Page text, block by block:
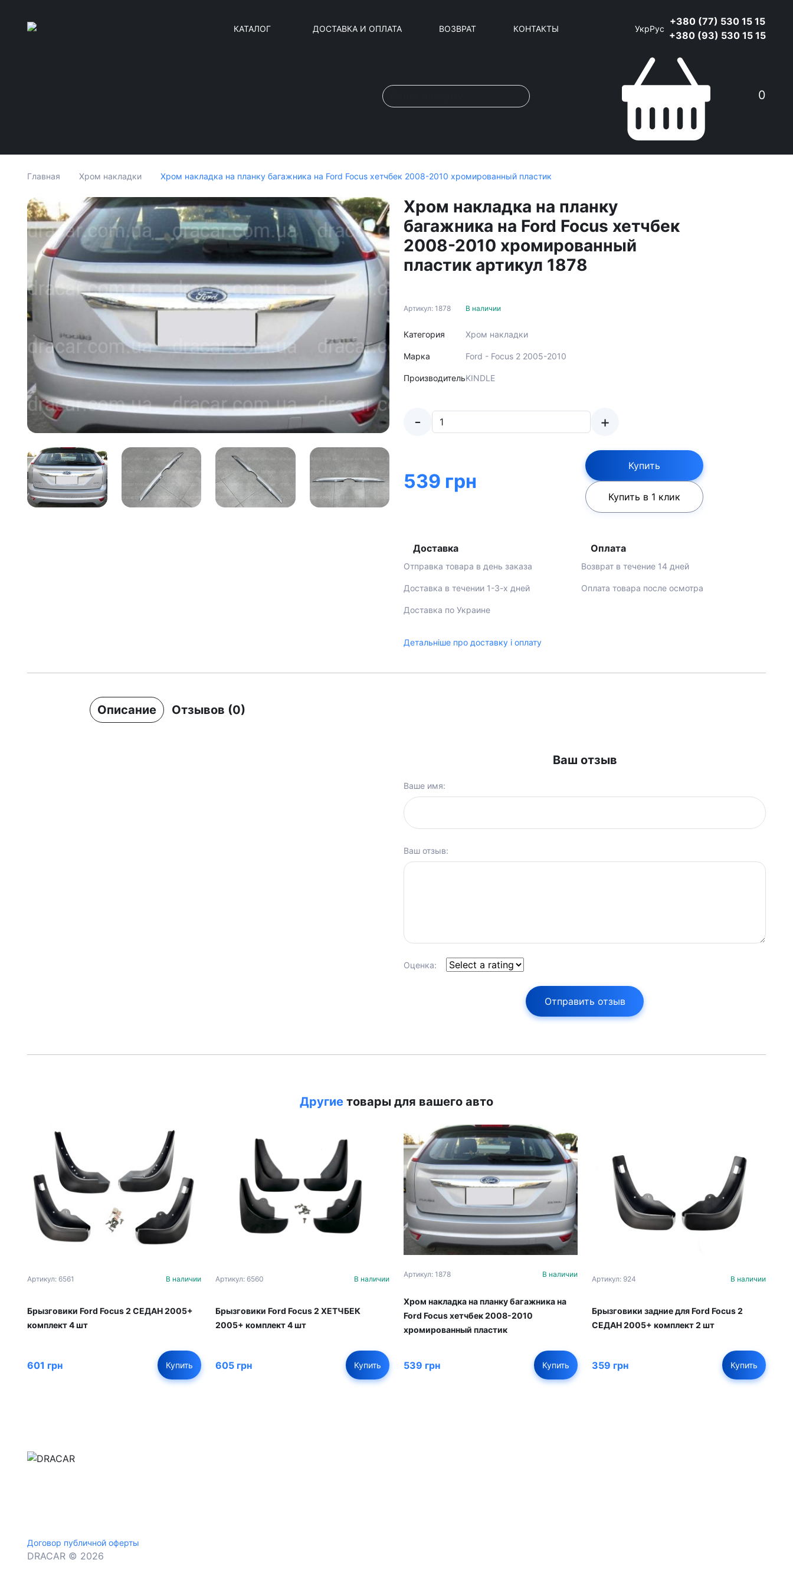
КАТАЛОГ ДОСТАВКА И ОПЛАТА ВОЗВРАТ КОНТАКТЫ УкрРус
+380 (77) 530 15 15
+380 (93) 530 15 15
0
Главная Хром накладки Хром накладка на планку багажника на Ford Focus хетчбек 2008-2010 хромированный пластик
Хром накладка на планку
багажника на Ford Focus хетчбек
2008-2010 хромированный
пластик артикул 1878
Артикул: 1878
Категория
Марка
Производитель
В наличии
Хром накладки
Ford - Focus 2 2005-2010
KINDLE
- +
539 грн
Купить
Купить в 1 клик
Доставка
Отправка товара в день заказа
Доставка в течении 1-3-х дней
Доставка по Украине
Оплата
Возврат в течение 14 дней
Оплата товара после осмотра
Детальніше про доставку і оплату
Описание Отзывов (0)
Ваш отзыв
Ваше имя:
Ваш отзыв:
Оценка:
Отправить отзыв
Другие товары для вашего авто
Артикул: 6561 В наличии
Брызговики Ford Focus 2 СЕДАН 2005+
комплект 4 шт
601 грн Купить
Артикул: 6560 В наличии
Брызговики Ford Focus 2 ХЕТЧБЕК
2005+ комплект 4 шт
605 грн Купить
Артикул: 1878 В наличии
Хром накладка на планку багажника на
Ford Focus хетчбек 2008-2010
хромированный пластик
539 грн Купить
Артикул: 924 В наличии
Брызговики задние для Ford Focus 2
СЕДАН 2005+ комплект 2 шт
359 грн Купить
Договор публичной оферты
DRACAR © 2026